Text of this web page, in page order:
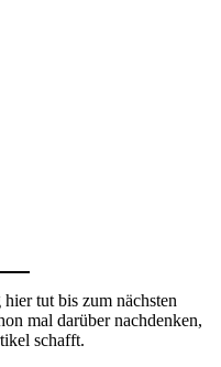
tut bis zum nächsten
mal darüber nachdenken,
schafft.